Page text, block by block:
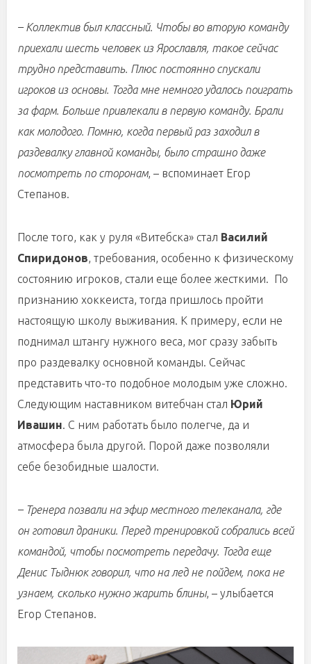
– Коллектив был классный. Чтобы во вторую команду
приехали шесть человек из Ярославля, такое сейчас
трудно представить. Плюс постоянно спускали
игроков из основы. Тогда мне немного удалось поиграть
за фарм. Больше привлекали в первую команду. Брали
как молодого. Помню, когда первый раз заходил в
раздевалку главной команды, было страшно даже
посмотреть по сторонам, – вспоминает Егор
Степанов.
После того, как у руля «Витебска» стал Василий
Спиридонов, требования, особенно к физическому
состоянию игроков, стали еще более жесткими. По
признанию хоккеиста, тогда пришлось пройти
настоящую школу выживания. К примеру, если не
поднимал штангу нужного веса, мог сразу забыть
про раздевалку основной команды. Сейчас
представить что-то подобное молодым уже сложно.
Следующим наставником витебчан стал Юрий
Ивашин. С ним работать было полегче, да и
атмосфера была другой. Порой даже позволяли
себе безобидные шалости.
– Тренера позвали на эфир местного телеканала, где
он готовил драники. Перед тренировкой собрались всей
командой, чтобы посмотреть передачу. Тогда еще
Денис Тыднюк говорил, что на лед не пойдем, пока не
узнаем, сколько нужно жарить блины, – улыбается
Егор Степанов.